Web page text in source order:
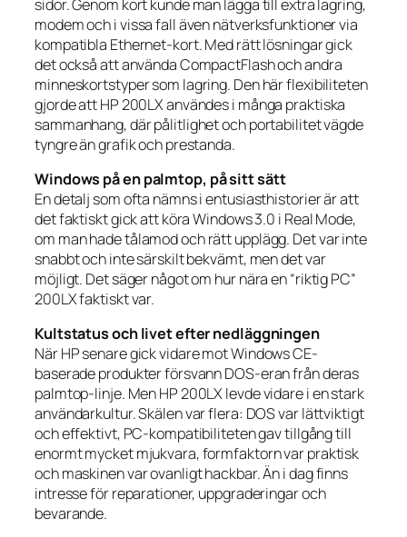
sidor. Genom kort kunde man lägga till extra lagring,
modem och i vissa fall även nätverksfunktioner via
kompatibla Ethernet-kort. Med rätt lösningar gick
det också att använda CompactFlash och andra
minneskortstyper som lagring. Den här flexibiliteten
gjorde att HP 200LX användes i många praktiska
sammanhang, där pålitlighet och portabilitet vägde
tyngre än grafik och prestanda.
Windows på en palmtop, på sitt sätt
En detalj som ofta nämns i entusiasthistorier är att
det faktiskt gick att köra Windows 3.0 i Real Mode,
om man hade tålamod och rätt upplägg. Det var inte
snabbt och inte särskilt bekvämt, men det var
möjligt. Det säger något om hur nära en “riktig PC”
200LX faktiskt var.
Kultstatus och livet efter nedläggningen
När HP senare gick vidare mot Windows CE-
baserade produkter försvann DOS-eran från deras
palmtop-linje. Men HP 200LX levde vidare i en stark
användarkultur. Skälen var flera: DOS var lättviktigt
och effektivt, PC-kompatibiliteten gav tillgång till
enormt mycket mjukvara, formfaktorn var praktisk
och maskinen var ovanligt hackbar. Än i dag finns
intresse för reparationer, uppgraderingar och
bevarande.